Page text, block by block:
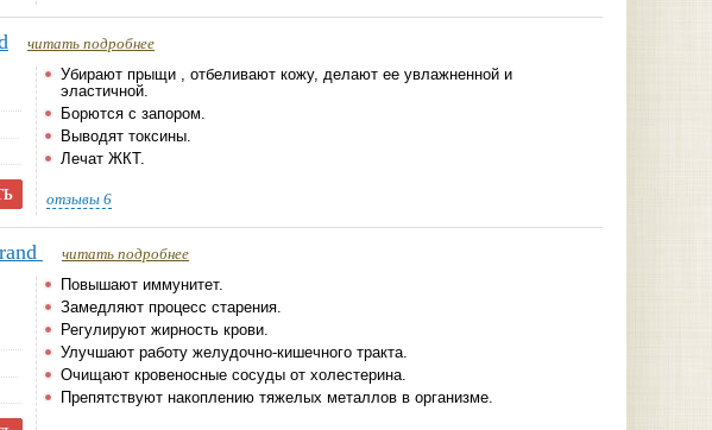
читать подробнее
Убирают прыщи , отбеливают кожу, делают ее увлажненной и
эластичной.
Борются с запором.
Выводят токсины.
Лечат ЖКТ.
отзывы 6
читать подробнее
Повышают иммунитет.
Замедляют процесс старения.
Регулируют жирность крови.
Улучшают работу желудочно-кишечного тракта.
Очищают кровеносные сосуды от холестерина.
Препятствуют накоплению тяжелых металлов в организме.